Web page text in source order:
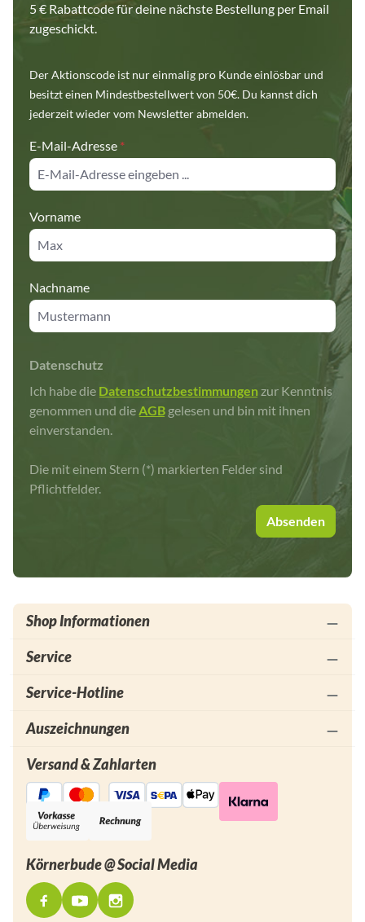
5 € Rabattcode für deine nächste Bestellung per Email
zugeschickt.
Der Aktionscode ist nur einmalig pro Kunde einlösbar und
besitzt einen Mindestbestellwert von 50€. Du kannst dich
jederzeit wieder vom Newsletter abmelden.
E-Mail-Adresse *
Vorname
Nachname
Datenschutz
Ich habe die Datenschutzbestimmungen zur Kenntnis
genommen und dieAGB gelesen und bin mit ihnen
einverstanden.
Die mit einem Stern (*) markierten Felder sind
Pflichtfelder.
Absenden
Shop Informationen
Service
Service-Hotline
Auszeichnungen
Versand & Zahlarten
Körnerbude @ Social Media